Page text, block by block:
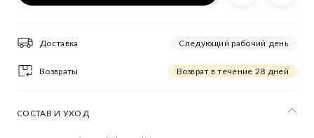
Доставка Следующий рабочий день
Возвраты Возврат в течение 28 дней
СОСТАВ И УХОД